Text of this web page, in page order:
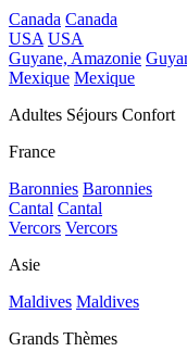
Canada Canada
USA USA
Guyane, Amazonie
Mexique Mexique
Adultes Séjours Confort
France
Baronnies Baronnies
Cantal Cantal
Vercors Vercors
Asie
Maldives Maldives
Grands Thèmes